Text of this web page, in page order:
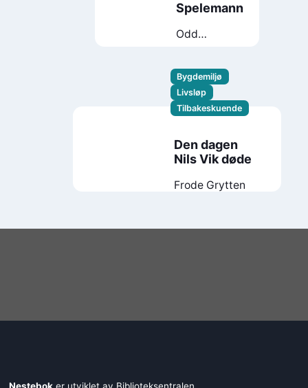
Spelemann
Odd
Bygdemiljø
Livsløp
Tilbakeskuende
Den dagen
Nils Vik døde
Frode Grytten